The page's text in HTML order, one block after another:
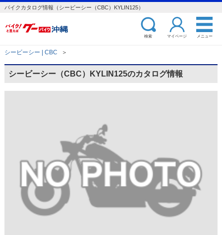
バイクカタログ情報（シービーシー（CBC）KYLIN125）
検索 マイページ メニュー
シービーシー | CBC ＞
シービーシー（CBC）KYLIN125のカタログ情報